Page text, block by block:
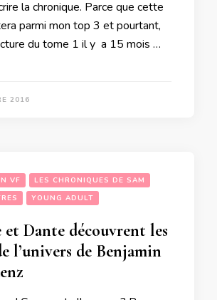
la chronique. Parce que cette
parmi mon top 3 et pourtant,
du tome 1 il y a 15 mois …
2016
VF
LES CHRONIQUES DE SAM
YOUNG ADULT
Dante découvrent les
l’univers de Benjamin